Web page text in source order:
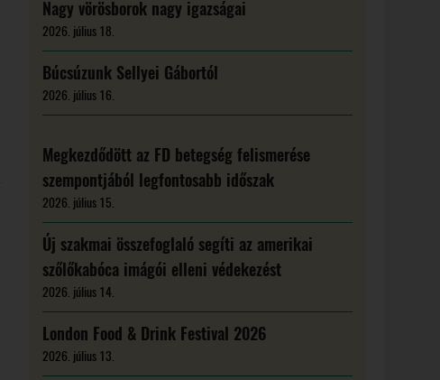
Nagy vörösborok nagy igazságai
2026. július 18.
Búcsúzunk Sellyei Gábortól
2026. július 16.
Megkezdődött az FD betegség felismerése
szempontjából legfontosabb időszak
2026. július 15.
Új szakmai összefoglaló segíti az amerikai
szőlőkabóca imágói elleni védekezést
2026. július 14.
London Food & Drink Festival 2026
2026. július 13.